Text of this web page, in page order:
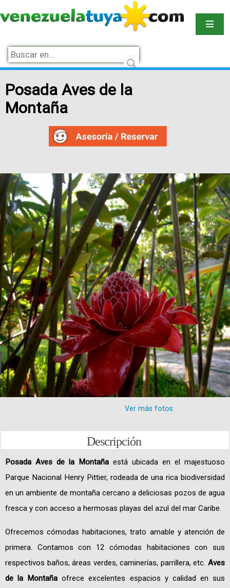
Posada Aves de la
Montaña
Ver más fotos
Descripción
Posada Aves de la Montaña está ubicada en el majestuoso
Parque Nacional Henry Pittier, rodeada de una rica biodiversidad
en un ambiente de montaña cercano a deliciosas pozos de agua
fresca y con acceso a hermosas playas del azul del mar Caribe.
Ofrecemos cómodas habitaciones, trato amable y atención de
primera. Contamos con 12 cómodas habitaciones con sus
respectivos baños, áreas verdes, caminerías, parrillera, etc. Aves
de la Montaña ofrece excelentes espacios y calidad en sus